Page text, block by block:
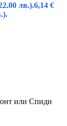
лв.).6,14 €
или Спиди